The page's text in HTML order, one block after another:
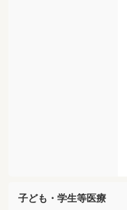
子ども・学生等医療